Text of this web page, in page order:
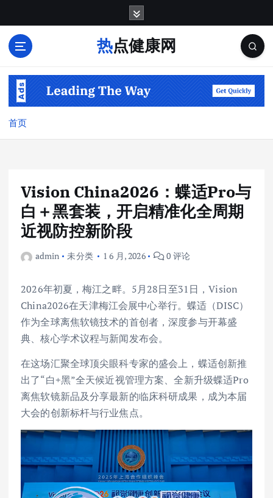
热点健康网
首页
Vision China2026：蝶适Pro与
白＋黑套装，开启精准化全周期
近视防控新阶段
admin 未分类 1 6 月, 2026 0 评论
2026年初夏，梅江之畔。5月28日至31日，Vision
China2026在天津梅江会展中心举行。蝶适（DISC）
作为全球离焦软镜技术的首创者，深度参与开幕盛
典、核心学术议程与新闻发布会。
在这场汇聚全球顶尖眼科专家的盛会上，蝶适创新推
出了“白+黑”全天候近视管理方案、全新升级蝶适Pro
离焦软镜新品及分享最新的临床科研成果，成为本届
大会的创新标杆与行业焦点。